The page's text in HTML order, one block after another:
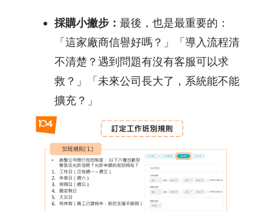
採購小撇步： 最後，也是最重要的：
「這家廠商信譽好嗎？」「導入流程清
不清楚？遇到問題有沒有客服可以求
救？」「未來公司長大了，系統能不能
擴充？」